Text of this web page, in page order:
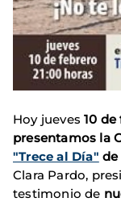
Hoy jueves10 de
presentamos la
"Trece al Día" de
Clara Pardo,
testimonio de